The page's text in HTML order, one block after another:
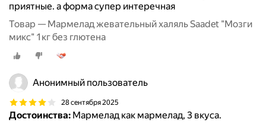
приятные. а форма супер интеречная
Товар — Мармелад жевательный халяль Saadet "Мозги
микс" 1кг без глютена
Анонимный пользователь
28 сентября 2025
Достоинства: Мармелад как мармелад, 3 вкуса.